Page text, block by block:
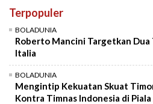
Terpopuler
BOLADUNIA
Roberto Mancini Targetkan
Italia
BOLADUNIA
Mengintip Kekuatan Skuat
Kontra Timnas Indonesia di